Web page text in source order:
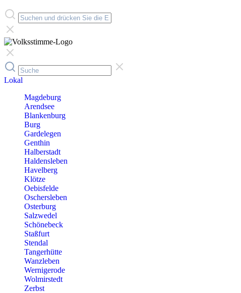
Lokal
Magdeburg
Arendsee
Blankenburg
Burg
Gardelegen
Genthin
Halberstadt
Haldensleben
Havelberg
Klötze
Oebisfelde
Oschersleben
Osterburg
Salzwedel
Schönebeck
Staßfurt
Stendal
Tangerhütte
Wanzleben
Wernigerode
Wolmirstedt
Zerbst